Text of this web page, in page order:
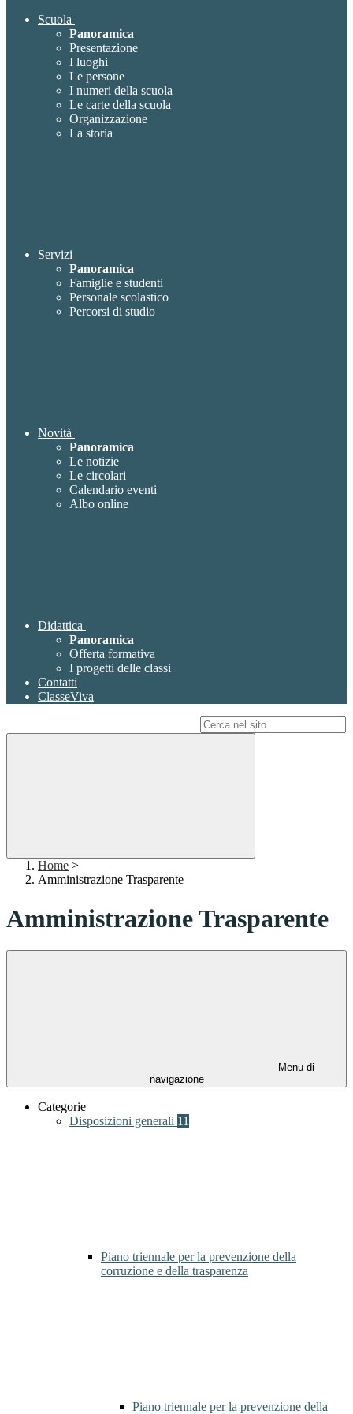
Scuola
Panoramica
Presentazione
I luoghi
Le persone
I numeri della scuola
Le carte della scuola
Organizzazione
La storia
Servizi
Panoramica
Famiglie e studenti
Personale scolastico
Percorsi di studio
Novità
Panoramica
Le notizie
Le circolari
Calendario eventi
Albo online
Didattica
Panoramica
Offerta formativa
I progetti delle classi
Contatti
ClasseViva
Home >
Amministrazione Trasparente
Amministrazione Trasparente
Menu di
navigazione
Categorie
Disposizioni generali 11
Piano triennale per la prevenzione della
corruzione e della trasparenza
Piano triennale per la prevenzione della